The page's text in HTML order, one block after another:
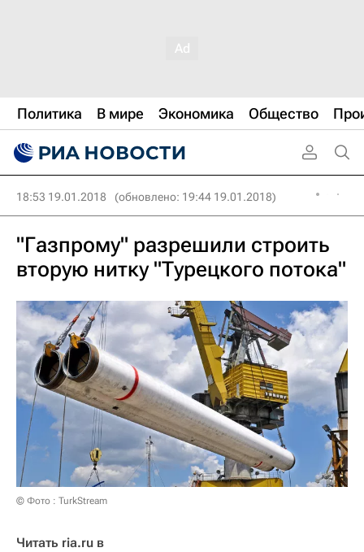
Политика В мире Экономика Общество
18:53 19.01.2018 (обновлено: 19:44 19.01.2018)
"Газпрому" разрешили строить
вторую нитку "Турецкого потока"
© Фото : TurkStream
Читать ria.ru в